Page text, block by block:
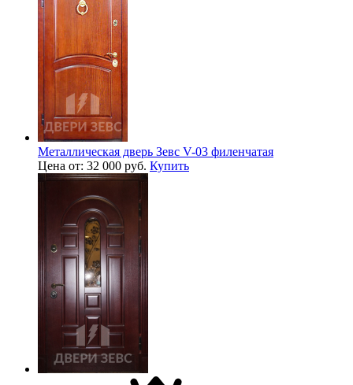
Металлическая дверь Зевс V-03 филенчатая
Цена от: 32 000 руб. Купить